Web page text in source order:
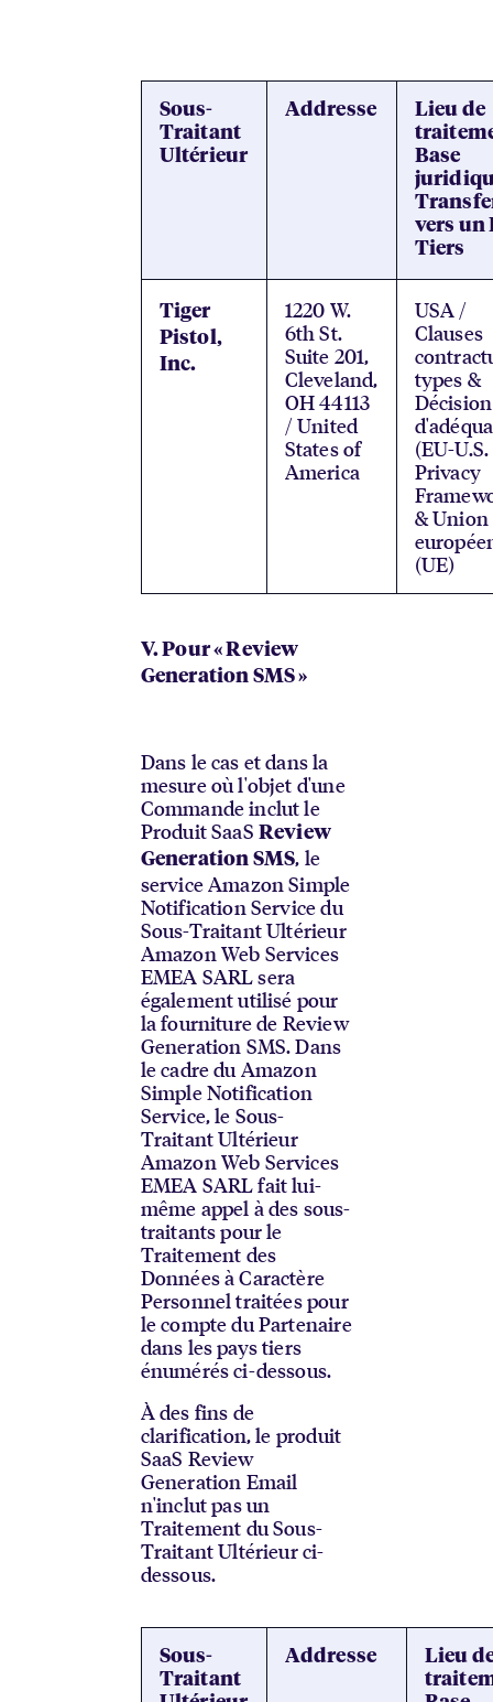
Sous-
Traitant
Ultérieur
Addresse
Lieu de
Base
vers un
Tiers
Tiger
Pistol,
Inc.
1220 W.
6th St.
Suite 201,
Cleveland,
OH 44113
/ United
States of
America
USA /
Clauses
types &
Décision
(EU-
Privacy
& Union
(UE)
V. Pour « Review
Generation SMS »
Dans le cas et dans la
mesure où l'objet d'une
Commande inclut le
Produit SaaS Review
Generation SMS, le
service Amazon Simple
Notification Service du
Sous-Traitant Ultérieur
Amazon Web Services
EMEA SARL sera
également utilisé pour
la fourniture de Review
Generation SMS. Dans
le cadre du Amazon
Simple Notification
Service, le Sous-
Traitant Ultérieur
Amazon Web Services
EMEA SARL fait lui-
même appel à des sous-
traitants pour le
Traitement des
Données à Caractère
Personnel traitées pour
le compte du Partenaire
dans les pays tiers
énumérés ci-dessous.
À des fins de
clarification, le produit
SaaS Review
Generation Email
n'inclut pas un
Traitement du Sous-
Traitant Ultérieur ci-
dessous.
Sous-
Traitant
Addresse
Lieu